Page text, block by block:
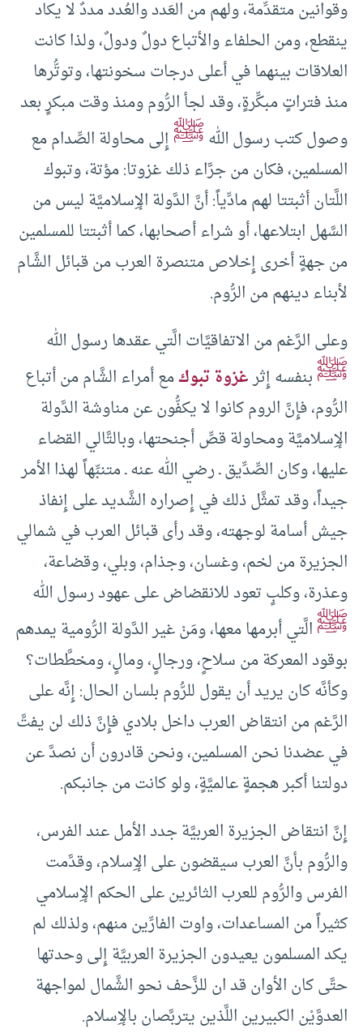
وقوانين متقدِّمة، ولهم من العَدد والعُدد مددٌ لا يكاد
ينقطع، ومن الحلفاء والأتباع دولٌ ودولٌ، ولذا كانت
العلاقات بينهما في أعلى درجات سخونتها، وتوتُّرها
منذ فتراتٍ مبكِّرةٍ، وقد لجأ الرُّوم ومنذ وقت مبكرٍ بعد
وصول كتب رسول اللهﷺإِلى محاولة الصِّدام مع
المسلمين، فكان من جرَّاء ذلك غزوتا: مؤتة، وتبوك
اللَّتان أثبتتا لهم مادِّياً: أنَّ الدَّولة الإِسلاميَّة ليس من
السَّهل ابتلاعها، أو شراء أصحابها، كما أثبتتا للمسلمين
من جهةٍ أخرى إِخلاص متنصرة العرب من قبائل الشَّام
لأبناء دينهم من الرُّوم.
وعلى الرَّغم من الاتفاقيَّات الَّتي عقدها رسول الله
ﷺبنفسه إِثرغزوة تبوكمع أمراء الشَّام من أتباع
الرُّوم، فإِنَّ الروم كانوا لا يكفُّون عن مناوشة الدَّولة
الإِسلاميَّة ومحاولة قصِّ أجنحتها، وبالتَّالي القضاء
عليها، وكان الصِّدِّيق ـ رضي الله عنه ـ متنبِّهاً لهذا الأمر
جيداً، وقد تمثَّل ذلك في إِصراره الشَّديد على إِنفاذ
جيش أسامة لوجهته، وقد رأى قبائل العرب في شمالي
الجزيرة من لخم، وغسان، وجذام، وبلي، وقضاعة،
وعذرة، وكلبٍ تعود للانقضاض على عهود رسول الله
ﷺالَّتي أبرمها معها، ومَنْ غير الدَّولة الرُّومية يمدهم
بوقود المعركة من سلاحٍ، ورجالٍ، ومالٍ، ومخطَّطات؟
وكأنَّه كان يريد أن يقول للرُّوم بلسان الحال: إِنَّه على
الرَّغم من انتقاض العرب داخل بلادي فإِنَّ ذلك لن يفتَّ
في عضدنا نحن المسلمين، ونحن قادرون أن نصدَّ عن
دولتنا أكبر هجمةٍ عالميَّةٍ، ولو كانت من جانبكم.
إِنَّ انتقاض الجزيرة العربيَّة جدد الأمل عند الفرس،
والرُّوم بأنَّ العرب سيقضون على الإِسلام، وقدَّمت
الفرس والرُّوم للعرب الثائرين على الحكم الإِسلامي
كثيراً من المساعدات، واوت الفارِّين منهم، ولذلك لم
يكد المسلمون يعيدون الجزيرة العربيَّة إِلى وحدتها
حتَّى كان الأوان قد ان للزَّحف نحو الشَّمال لمواجهة
العدوَّيْن الكبيرين اللَّذين يتربَّصان بالإِسلام.